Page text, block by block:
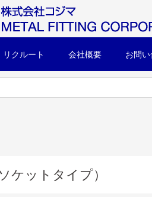
リクルート 会社概要 お問い
ケットタイプ）